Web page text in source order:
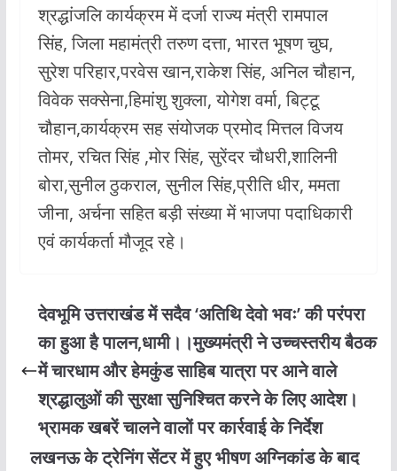
श्रद्धांजलि कार्यक्रम में दर्जा राज्य मंत्री रामपाल
सिंह, जिला महामंत्री तरुण दत्ता, भारत भूषण चुघ,
सुरेश परिहार,परवेस खान,राकेश सिंह, अनिल चौहान,
विवेक सक्सेना,हिमांशु शुक्ला, योगेश वर्मा, बिट्टू
चौहान,कार्यक्रम सह संयोजक प्रमोद मित्तल विजय
तोमर, रचित सिंह ,मोर सिंह, सुरेंदर चौधरी,शालिनी
बोरा,सुनील ठुकराल, सुनील सिंह,प्रीति धीर, ममता
जीना, अर्चना सहित बड़ी संख्या में भाजपा पदाधिकारी
एवं कार्यकर्ता मौजूद रहे।
देवभूमि उत्तराखंड में सदैव ‘अतिथि देवो भवः’ की परंपरा
का हुआ है पालन,धामी।।मुख्यमंत्री ने उच्चस्तरीय बैठक
में चारधाम और हेमकुंड साहिब यात्रा पर आने वाले
श्रद्धालुओं की सुरक्षा सुनिश्चित करने के लिए आदेश।
भ्रामक खबरें चालने वालों पर कार्रवाई के निर्देश
लखनऊ के ट्रेनिंग सेंटर में हुए भीषण अग्निकांड के बाद